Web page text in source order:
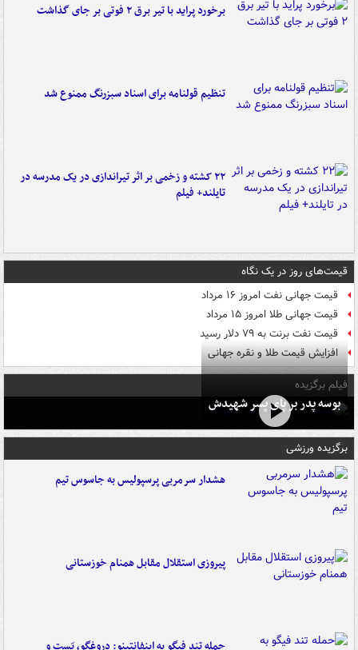
برخورد پراید با تیر برق ۲ فوتی بر جای گذاشت
تنظیم قولنامه برای اسناد سبزرنگ ممنوع شد
۲۲ کشته و زخمی بر اثر تیراندازی در یک مدرسه در
تایلند+ فیلم
قیمت‌های روز در یک نگاه
قیمت جهانی نفت امروز ۱۶ مرداد
قیمت جهانی طلا امروز ۱۵ مرداد
قیمت نفت برنت به ۷۹ دلار رسید
افزایش قیمت طلا و نقره جهانی
فیلم برگزیده
بوسه‌ پدر بر پای پسر شهیدش
برگزیده ورزشی
هشدار سرمربی پرسپولیس به جاسوس تیم
پیروزی استقلال مقابل همنام خوزستانی